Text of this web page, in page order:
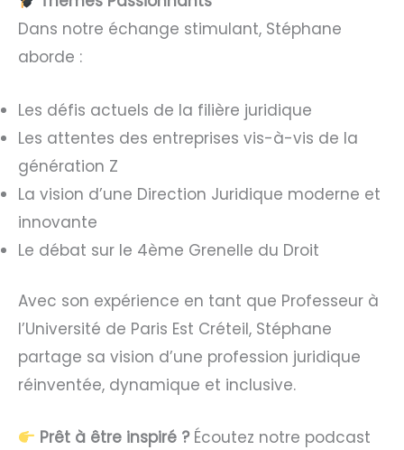
Dans notre échange stimulant, Stéphane
aborde :
Les défis actuels de la filière juridique
Les attentes des entreprises vis-à-vis de la
génération Z
La vision d’une Direction Juridique moderne et
innovante
Le débat sur le 4ème Grenelle du Droit
Avec son expérience en tant que Professeur à
l’Université de Paris Est Créteil, Stéphane
partage sa vision d’une profession juridique
réinventée, dynamique et inclusive.
Prêt à être inspiré ?Écoutez notre podcast